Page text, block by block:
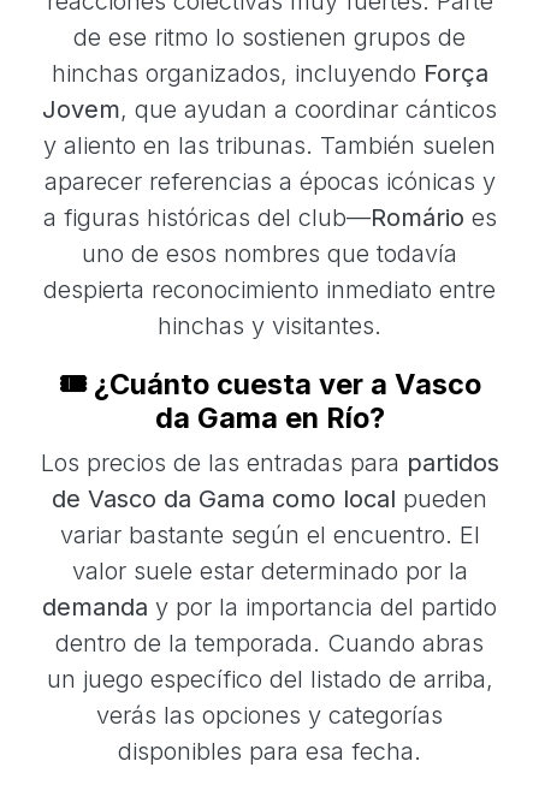
de ese ritmo lo sostienen grupos de
hinchas organizados, incluyendo Força
Jovem, que ayudan a coordinar cánticos
y aliento en las tribunas. También suelen
aparecer referencias a épocas icónicas y
a figuras históricas del club—Romário es
uno de esos nombres que todavía
despierta reconocimiento inmediato entre
hinchas y visitantes.
🎟️ ¿Cuánto cuesta ver a Vasco
da Gama en Río?
Los precios de las entradas para partidos
de Vasco da Gama como local pueden
variar bastante según el encuentro. El
valor suele estar determinado por la
demanda y por la importancia del partido
dentro de la temporada. Cuando abras
un juego específico del listado de arriba,
verás las opciones y categorías
disponibles para esa fecha.